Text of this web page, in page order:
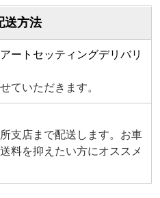
送方法
ートセッティングデリバリ
ていただきます。
支店まで配送します。お車
料を抑えたい方にオススメ